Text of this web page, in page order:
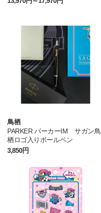
鳥栖
PARKER パーカーIM サガン鳥
栖ロゴ入りボールペン
3,850円